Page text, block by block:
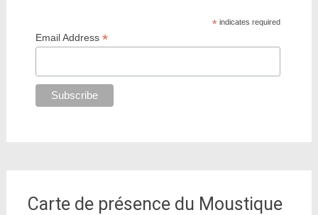
*indicates required
Email Address*
Carte de présence du Moustique